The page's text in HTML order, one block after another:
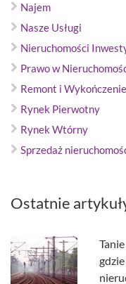
Najem
Nasze Usługi
Nieruchomości
Prawo w
Remont i Wykończenie
Rynek Pierwotny
Rynek Wtórny
Sprzedaż
Ostatnie